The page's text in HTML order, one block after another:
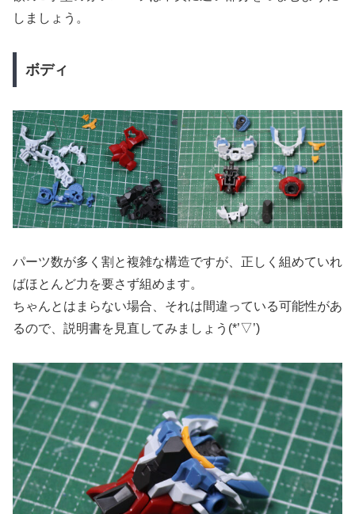
しましょう。
ボディ
パーツ数が多く割と複雑な構造ですが、正しく組めていれ
ばほとんど力を要さず組めます。
ちゃんとはまらない場合、それは間違っている可能性があ
るので、説明書を見直してみましょう(*’▽’)